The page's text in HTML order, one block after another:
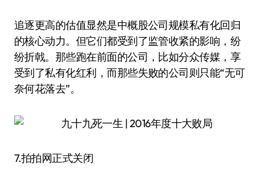
追逐更高的估值显然是中概股公司规模私有化回归
的核心动力。但它们都受到了监管收紧的影响，纷
纷折戟。那些跑在前面的公司，比如分众传媒，享
受到了私有化红利，而那些失败的公司则只能“无可
奈何花落去”。
7.拍拍网正式关闭